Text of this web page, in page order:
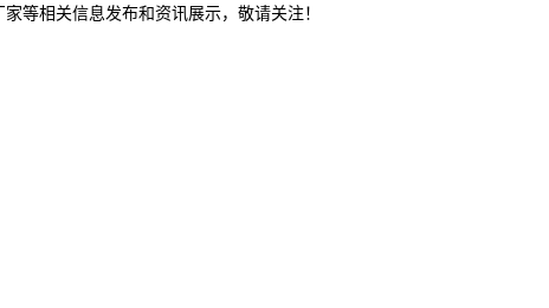
等相关信息发布和资讯展示，敬请关注！